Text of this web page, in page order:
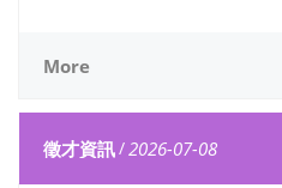
More
徵才資訊/2026-07-08